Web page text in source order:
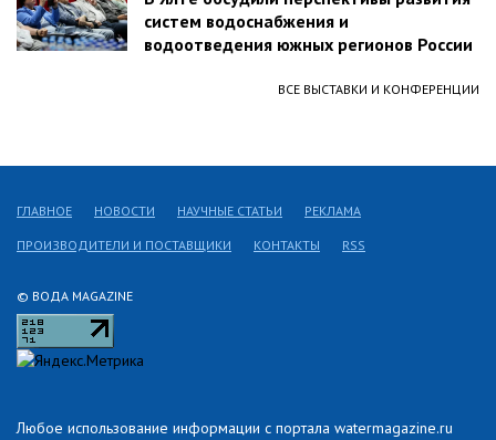
систем водоснабжения и
водоотведения южных регионов России
ВСЕ ВЫСТАВКИ И КОНФЕРЕНЦИИ
© ВОДА MAGAZINE
Любое использование информации с портала watermagazine.ru
ГЛАВНОЕ НОВОСТИ НАУЧНЫЕ СТАТЬИ РЕКЛАМА
ПРОИЗВОДИТЕЛИ И ПОСТАВЩИКИ КОНТАКТЫ RSS